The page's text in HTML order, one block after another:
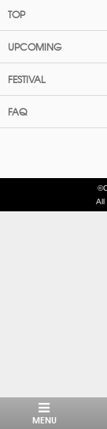
TOP
UPCOMING
FESTIVAL
FAQ
All
MENU